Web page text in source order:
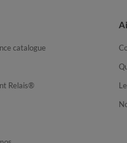
catalogue
Relais®